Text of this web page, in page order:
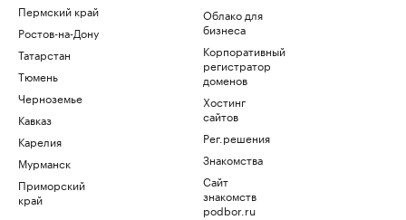
Пермский край
Ростов-на-Дону
Татарстан
Тюмень
Черноземье
Кавказ
Карелия
Мурманск
Приморский
край
Облако для
бизнеса
Корпоративный
регистратор
доменов
Хостинг
сайтов
Рег.решения
Знакомства
Сайт
знакомств
podbor.ru